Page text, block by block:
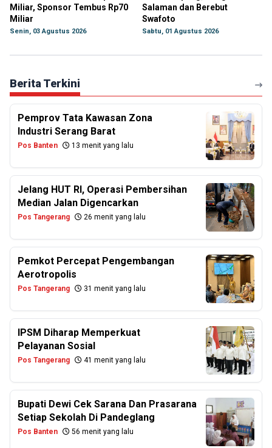
Miliar, Sponsor Tembus Rp70
Miliar
Senin, 03 Agustus 2026
Salaman dan Berebut
Swafoto
Sabtu, 01 Agustus 2026
Berita Terkini
Pemprov Tata Kawasan Zona
Industri Serang Barat
Pos Banten 13 menit yang lalu
Jelang HUT RI, Operasi Pembersihan
Median Jalan Digencarkan
Pos Tangerang 26 menit yang lalu
Pemkot Percepat Pengembangan
Aerotropolis
Pos Tangerang 31 menit yang lalu
IPSM Diharap Memperkuat
Pelayanan Sosial
Pos Tangerang 41 menit yang lalu
Bupati Dewi Cek Sarana Dan Prasarana
Setiap Sekolah Di Pandeglang
Pos Banten 56 menit yang lalu